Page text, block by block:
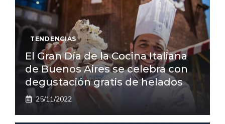
TENDENCIAS
El Gran Día de la Cocina Italiana
de Buenos Aires se celebra con
degustación gratis de helados
25/11/2022